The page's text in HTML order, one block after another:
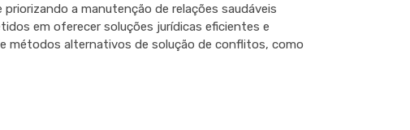
a manutenção de relações saudáveis
em oferecer soluções jurídicas eficientes e
métodos alternativos de solução de conflitos, como